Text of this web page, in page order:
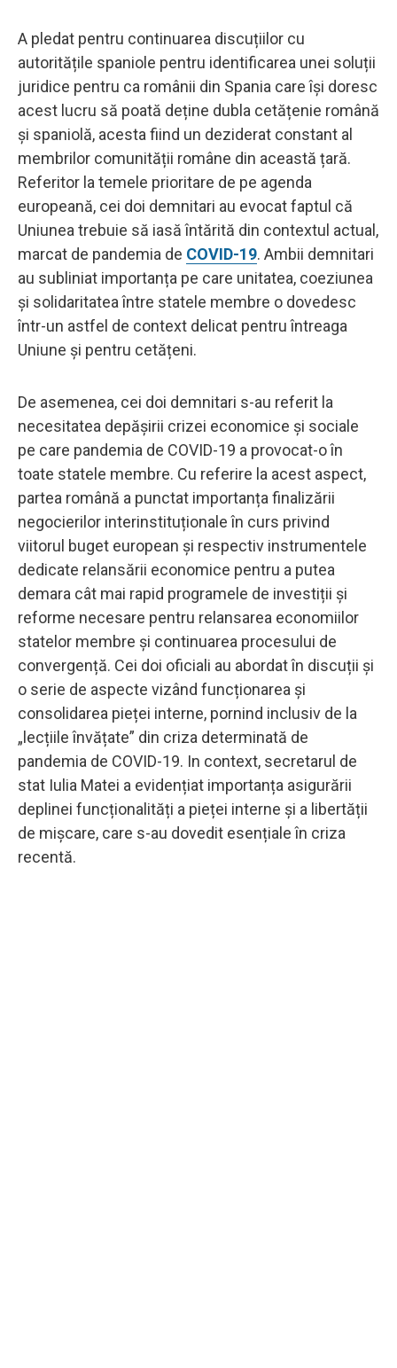
A pledat pentru continuarea discuțiilor cu
autoritățile spaniole pentru identificarea unei soluții
juridice pentru ca românii din Spania care își doresc
acest lucru să poată deține dubla cetățenie română
și spaniolă, acesta fiind un deziderat constant al
membrilor comunității române din această țară.
Referitor la temele prioritare de pe agenda
europeană, cei doi demnitari au evocat faptul că
Uniunea trebuie să iasă întărită din contextul actual,
marcat de pandemia de COVID-19. Ambii demnitari
au subliniat importanța pe care unitatea, coeziunea
și solidaritatea între statele membre o dovedesc
într-un astfel de context delicat pentru întreaga
Uniune și pentru cetățeni.
De asemenea, cei doi demnitari s-au referit la
necesitatea depășirii crizei economice și sociale
pe care pandemia de COVID-19 a provocat-o în
toate statele membre. Cu referire la acest aspect,
partea română a punctat importanța finalizării
negocierilor interinstituționale în curs privind
viitorul buget european și respectiv instrumentele
dedicate relansării economice pentru a putea
demara cât mai rapid programele de investiții și
reforme necesare pentru relansarea economiilor
statelor membre și continuarea procesului de
convergență. Cei doi oficiali au abordat în discuții și
o serie de aspecte vizând funcționarea și
consolidarea pieței interne, pornind inclusiv de la
„lecțiile învățate” din criza determinată de
pandemia de COVID-19. In context, secretarul de
stat Iulia Matei a evidențiat importanța asigurării
deplinei funcționalități a pieței interne și a libertății
de mișcare, care s-au dovedit esențiale în criza
recentă.